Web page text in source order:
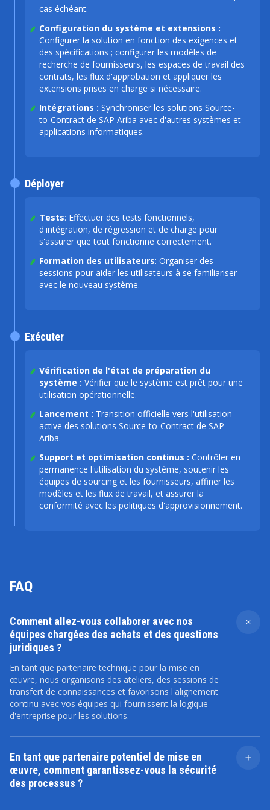
cas échéant.
Configuration du système et extensions :
Configurer la solution en fonction des exigences et
des spécifications ; configurer les modèles de
recherche de fournisseurs, les espaces de travail des
contrats, les flux d'approbation et appliquer les
extensions prises en charge si nécessaire.
Intégrations : Synchroniser les solutions Source-
to-Contract de SAP Ariba avec d'autres systèmes et
applications informatiques.
Tests: Effectuer des tests fonctionnels,
d'intégration, de régression et de charge pour
s'assurer que tout fonctionne correctement.
Formation des utilisateurs: Organiser des
sessions pour aider les utilisateurs à se familiariser
avec le nouveau système.
Déployer
Vérification de l'état de préparation du
système : Vérifier que le système est prêt pour une
utilisation opérationnelle.
Lancement : Transition officielle vers l'utilisation
active des solutions Source-to-Contract de SAP
Ariba.
Support et optimisation continus : Contrôler en
permanence l'utilisation du système, soutenir les
équipes de sourcing et les fournisseurs, affiner les
modèles et les flux de travail, et assurer la
conformité avec les politiques d'approvisionnement.
Exécuter
FAQ
Comment allez-vous collaborer avec nos
équipes chargées des achats et des questions
juridiques ?
En tant que partenaire technique pour la mise en
œuvre, nous organisons des ateliers, des sessions de
transfert de connaissances et favorisons l'alignement
continu avec vos équipes qui fournissent la logique
d'entreprise pour les solutions.
En tant que partenaire potentiel de mise en
œuvre, comment garantissez-vous la sécurité
des processus ?
Nous suivons les meilleures pratiques SAP, nous